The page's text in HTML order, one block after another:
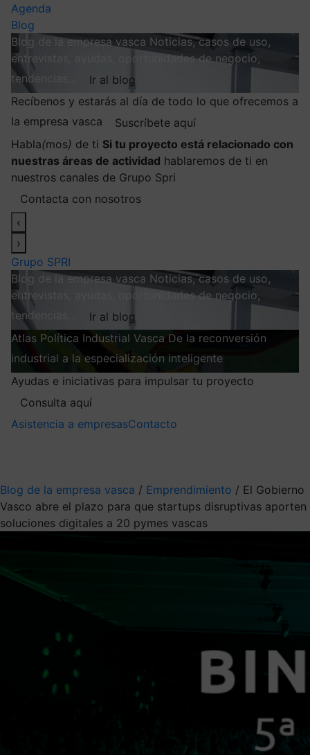
Agenda
Blog
Blog de la empresa vasca Noticias, casos de uso,
entrevistas, ayudas, oportunidades de negocio,
tendencias…
Ir al blog
Recíbenos y estarás al día de todo lo que ofrecemos a
la empresa vasca
Suscríbete aquí
Habla(mos) de ti Si tu proyecto está relacionado con
nuestras áreas de actividad hablaremos de ti en
nuestros canales de Grupo Spri
Contacta con nosotros
‹
›
Grupo SPRI
Blog de la empresa vasca Noticias, casos de uso,
entrevistas, ayudas, oportunidades de negocio,
tendencias…
Ir al blog
Atlas Política Industrial Vasca De la reconversión
industrial a la especialización inteligente
Ayudas e iniciativas para impulsar tu proyecto
Consulta aquí
Asistencia a empresasContacto
Blog de la empresa vasca / Emprendimiento / El Gobierno
Vasco abre el plazo para que startups disruptivas aporten
soluciones digitales a 20 pymes vascas